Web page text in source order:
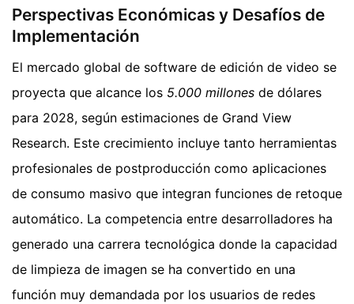
Perspectivas Económicas y Desafíos de
Implementación
El mercado global de software de edición de video se
proyecta que alcance los 5.000 millones de dólares
para 2028, según estimaciones de Grand View
Research. Este crecimiento incluye tanto herramientas
profesionales de postproducción como aplicaciones
de consumo masivo que integran funciones de retoque
automático. La competencia entre desarrolladores ha
generado una carrera tecnológica donde la capacidad
de limpieza de imagen se ha convertido en una
función muy demandada por los usuarios de redes